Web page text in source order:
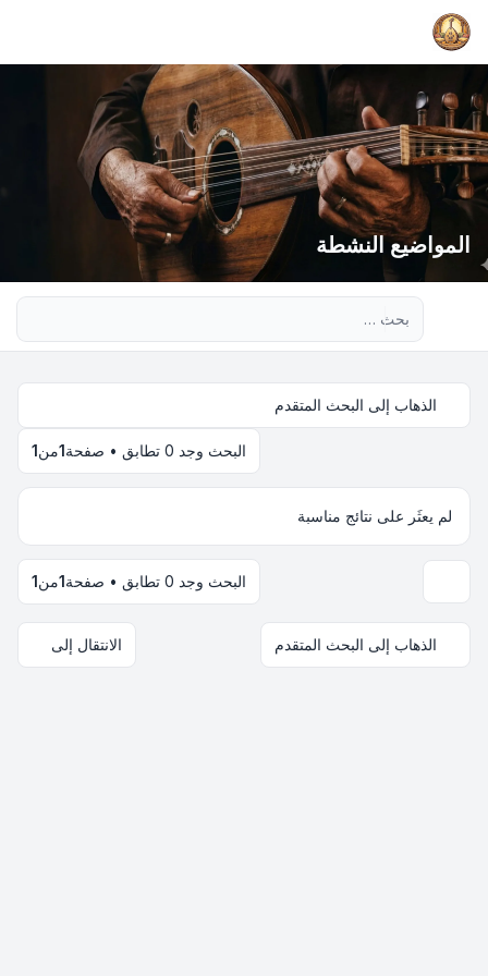
المواضيع النشطة
الذهاب إلى البحث المتقدم
البحث وجد 0 تطابق • صفحة 1من1
لم يعثَر على نتائج مناسبة
البحث وجد 0 تطابق • صفحة 1من1
الذهاب إلى البحث المتقدم الانتقال إلى